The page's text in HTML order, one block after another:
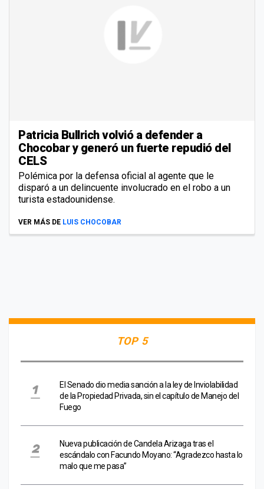
Patricia Bullrich volvió a defender a
Chocobar y generó un fuerte repudió del
CELS
Polémica por la defensa oficial al agente que le
disparó a un delincuente involucrado en el robo a un
turista estadounidense.
VER MÁS DE LUIS CHOCOBAR
TOP 5
El Senado dio media sanción a la ley de Inviolabilidad
de la Propiedad Privada, sin el capítulo de Manejo del
Fuego
Nueva publicación de Candela Arizaga tras el
escándalo con Facundo Moyano: “Agradezco hasta lo
malo que me pasa”